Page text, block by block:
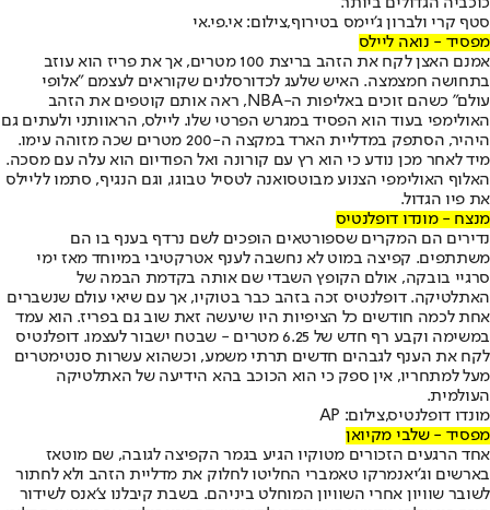
סטף קרי ולברון ג'יימס בטירוף,צילום: אי.פי.אי
מפסיד - נואה ליילס
אמנם האצן לקח את הזהב בריצת 100 מטרים, אך את פריז הוא עוזב
בתחושה חמצמצה. האיש שלעג לכדורסלנים שקוראים לעצמם "אלופי
עולם" כשהם זוכים באליפות ה-NBA, ראה אותם קוטפים את הזהב
האולימפי בעוד הוא הפסיד במגרש הפרטי שלו. ליילס, הראוותני ולעתים גם
היהיר, הסתפק במדליית הארד במקצה ה-200 מטרים שכה מזוהה עימו.
מיד לאחר מכן נודע כי הוא רץ עם קורונה ואל הפודיום הוא עלה עם מסכה.
האלוף האולימפי הצנוע מבוטסואנה לטסיל טבוגו, וגם הנגיף, סתמו לליילס
את פיו הגדול.
מנצח - מונדו דופלנטיס
נדירים הם המקרים שספורטאים הופכים לשם נרדף בענף בו הם
משתתפים. קפיצה במוט לא נחשבה לענף אטרקטיבי במיוחד מאז ימי
סרגיי בובקה, אולם הקופץ השבדי שם אותה בקדמת הבמה של
האתלטיקה. דופלנטיס זכה בזהב כבר בטוקיו, אך עם שיאי עולם שנשברים
אחת לכמה חודשים כל הציפיות היו שיעשה זאת שוב גם בפריז. הוא עמד
במשימה וקבע רף חדש של 6.25 מטרים - שבטח ישבור לעצמו. דופלנטיס
לקח את הענף לגבהים חדשים תרתי משמע, וכשהוא עשרות סנטימטרים
מעל למתחריו, אין ספק כי הוא הכוכב בהא הידיעה של האתלטיקה
העולמית.
מונדו דופלנטיס,צילום: AP
מפסיד - שלבי מקיואן
אחד הרגעים הזכורים מטוקיו הגיע בגמר הקפיצה לגובה, שם מוטאז
בארשים וג'יאנמרקו טאמברי החליטו לחלוק את מדליית הזהב ולא לחתור
לשובר שוויון אחרי השוויון המוחלט ביניהם. בשבת קיבלנו צ'אנס לשידור